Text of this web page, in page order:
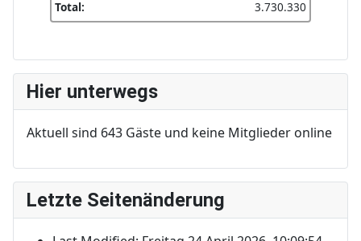
Total:
3.730.330
Hier unterwegs
Aktuell sind 643 Gäste und keine Mitglieder online
Letzte Seitenänderung